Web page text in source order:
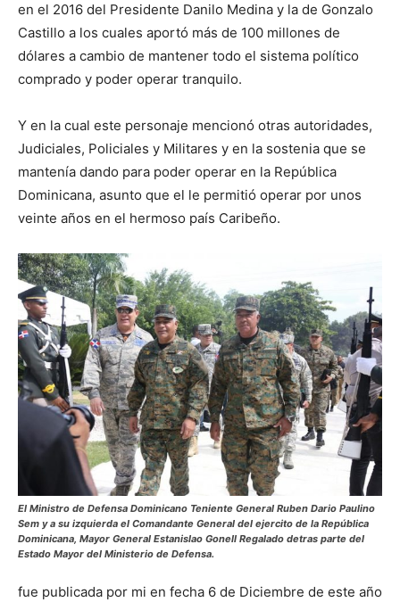
en el 2016 del Presidente Danilo Medina y la de Gonzalo
Castillo a los cuales aportó más de 100 millones de
dólares a cambio de mantener todo el sistema político
comprado y poder operar tranquilo.
Y en la cual este personaje mencionó otras autoridades,
Judiciales, Policiales y Militares y en la sostenia que se
mantenía dando para poder operar en la República
Dominicana, asunto que el le permitió operar por unos
veinte años en el hermoso país Caribeño.
El Ministro de Defensa Dominicano Teniente General Ruben Dario Paulino
Sem y a su izquierda el Comandante General del ejercito de la República
Dominicana, Mayor General Estanislao Gonell Regalado detras parte del
Estado Mayor del Ministerio de Defensa.
fue publicada por mi en fecha 6 de Diciembre de este año